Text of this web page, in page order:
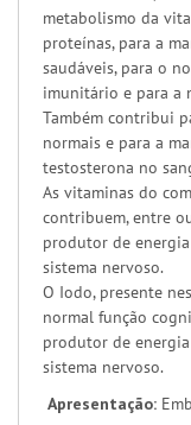
metabolismo da
proteínas, para a
saudáveis, para o
imunitário e para a
Também contribui
normais e para a
testosterona no
As vitaminas do
contribuem, entre
produtor de
sistema nervoso.
O Iodo, presente
normal função
produtor de
sistema nervoso.
Apresentação: